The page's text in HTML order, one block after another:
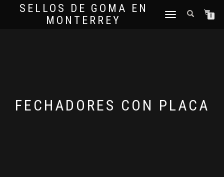
SELLOS DE GOMA EN
MONTERREY
CAMBIAR
0
FECHADORES CON PLACA